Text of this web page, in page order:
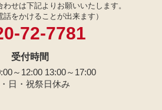
せは下記よりお願いいたします。
話をかけることが出来ます）
72-7781
受付時間
～12:00 13:00～17:00
日・祝祭日休み